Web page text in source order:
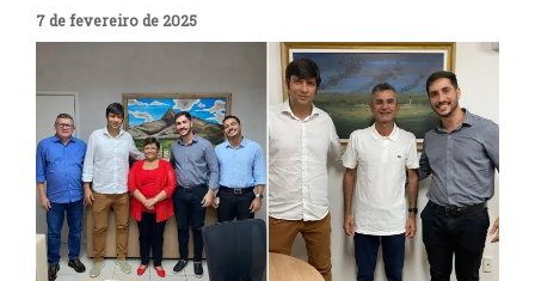
7 de fevereiro de 2025